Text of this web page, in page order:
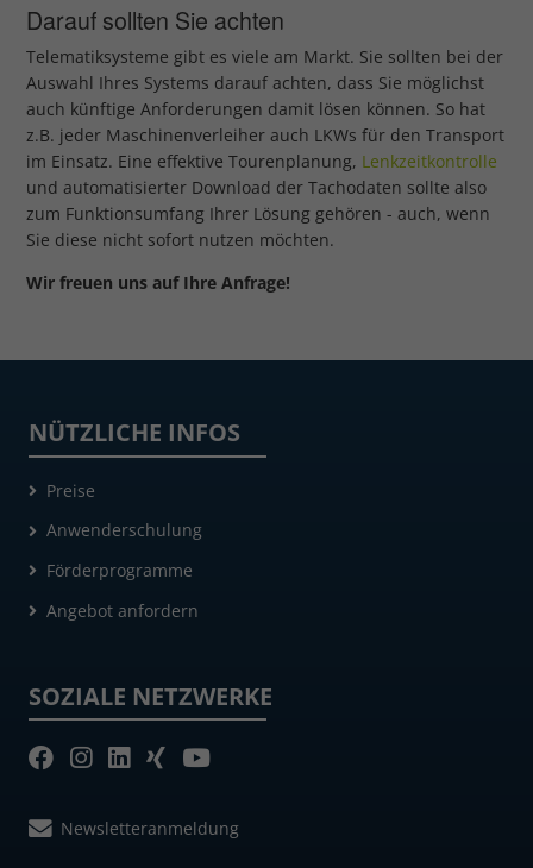
Darauf sollten Sie achten
Telematiksysteme gibt es viele am Markt. Sie sollten bei der
Auswahl Ihres Systems darauf achten, dass Sie möglichst
auch künftige Anforderungen damit lösen können. So hat
z.B. jeder Maschinenverleiher auch LKWs für den Transport
im Einsatz. Eine effektive Tourenplanung, Lenkzeitkontrolle
und automatisierter Download der Tachodaten sollte also
zum Funktionsumfang Ihrer Lösung gehören - auch, wenn
Sie diese nicht sofort nutzen möchten.
Wir freuen uns auf Ihre Anfrage!
NÜTZLICHE INFOS
Preise
Anwenderschulung
Förderprogramme
Angebot anfordern
SOZIALE NETZWERKE
Newsletteranmeldung